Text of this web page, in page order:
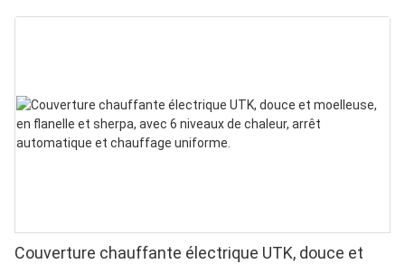
lavable en machine
Couverture chauffante électrique UTK, douce et